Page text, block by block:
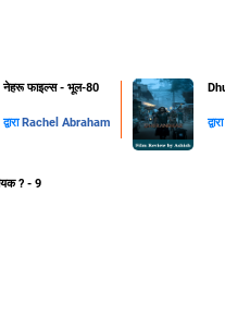
नेहरू फाइल्स - भूल-80
द्वारा Rachel Abraham द्वारा
? - 9